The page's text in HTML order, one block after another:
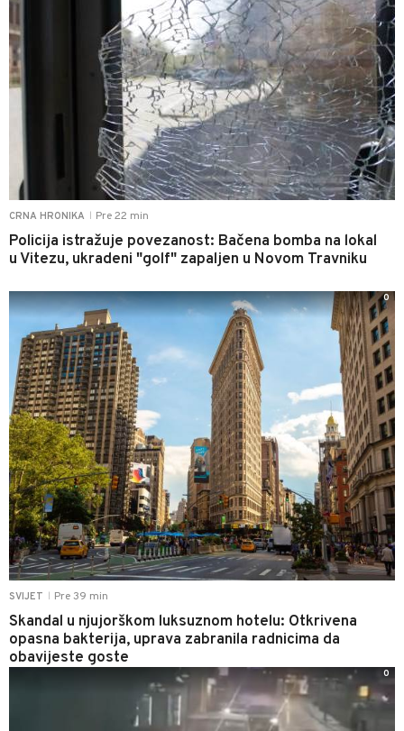
CRNA HRONIKA Pre 22 min
Policija istražuje povezanost: Bačena bomba na lokal
u Vitezu, ukradeni "golf" zapaljen u Novom Travniku
SVIJET Pre 39 min
Skandal u njujorškom luksuznom hotelu: Otkrivena
opasna bakterija, uprava zabranila radnicima da
obavijeste goste
0
0